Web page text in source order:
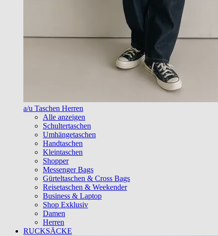
a/u Taschen Herren
Alle anzeigen
Schultertaschen
Umhängetaschen
Handtaschen
Kleintaschen
Shopper
Messenger Bags
Gürteltaschen & Cross Bags
Reisetaschen & Weekender
Business & Laptop
Shop Exklusiv
Damen
Herren
RUCKSÄCKE